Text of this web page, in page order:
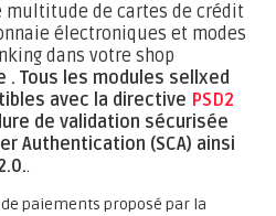
multitude de cartes de crédit
électroniques et modes
dans votre shop
. Tous les modules sellxed
avec la directive PSD2
de validation sécurisée
Authentication (SCA) ainsi
.
paiements proposé par la